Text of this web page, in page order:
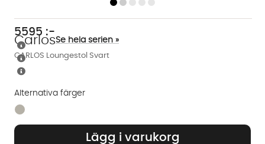
CARLOS Loungestol Svart
CarlosSe hela serien »
5595 :-
Lägg i varukorg
Alternativa färger
Finns även i dessa färger: